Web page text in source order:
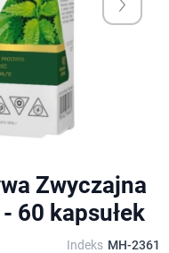
Zwyczajna
60 kapsułek
Indeks MH-2361